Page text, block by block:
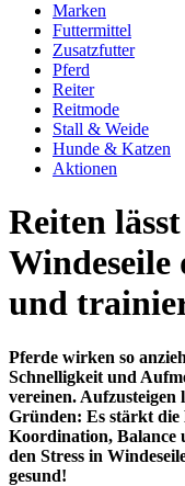
Marken
Futtermittel
Zusatzfutter
Pferd
Reiter
Reitmode
Stall & Weide
Hunde & Katzen
Aktionen
Reiten
Windeseile
und
Pferde wirken so
Schnelligkeit und
vereinen. Aufzusteigen
Gründen: Es stärkt
Koordination, Balance
den Stress in
gesund!